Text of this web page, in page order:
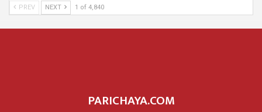
PREV NEXT 1 of 4,840
PARICHAYA.COM